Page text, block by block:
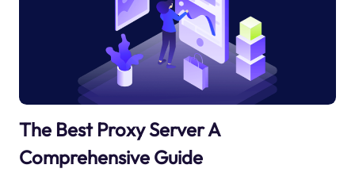
The Best Proxy Server A
Comprehensive Guide